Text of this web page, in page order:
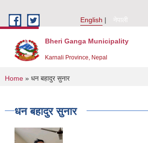
English
नेपाली
Bheri Ganga Municipality
Karnali Province, Nepal
You are here
Home » धन बहादुर सुनार
धन बहादुर सुनार